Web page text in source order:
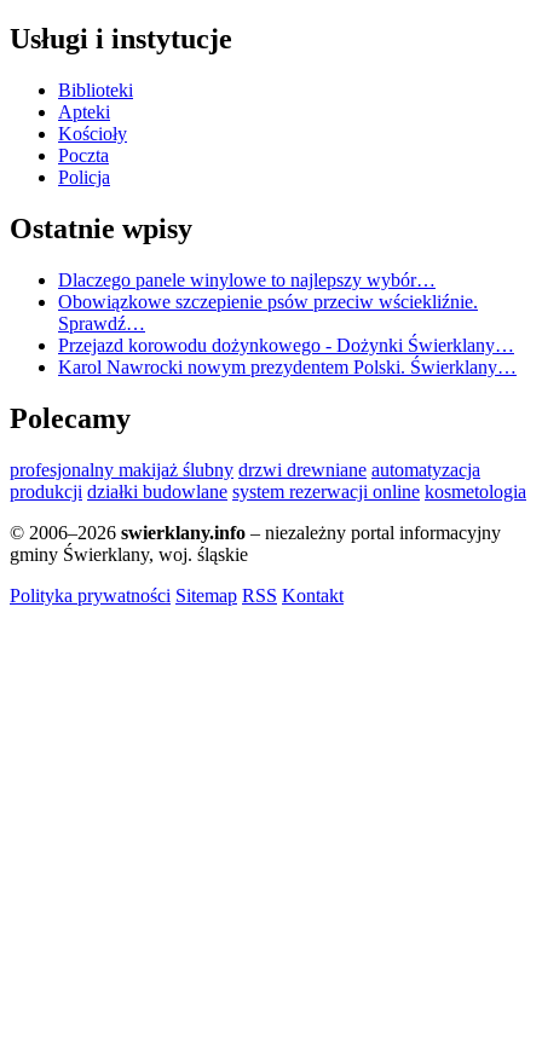
Usługi i instytucje
Biblioteki
Apteki
Kościoły
Poczta
Policja
Ostatnie wpisy
Dlaczego panele winylowe to najlepszy wybór…
Obowiązkowe szczepienie psów przeciw wściekliźnie.
Sprawdź…
Przejazd korowodu dożynkowego - Dożynki Świerklany…
Karol Nawrocki nowym prezydentem Polski. Świerklany…
Polecamy
profesjonalny makijaż ślubny drzwi drewniane automatyzacja
produkcji działki budowlane system rezerwacji online kosmetologia
© 2006–2026 swierklany.info – niezależny portal informacyjny
gminy Świerklany, woj. śląskie
Polityka prywatności Sitemap RSS Kontakt